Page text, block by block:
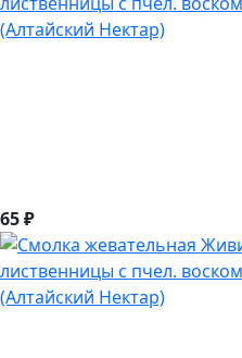
(Алтайский Нектар)
65 ₽